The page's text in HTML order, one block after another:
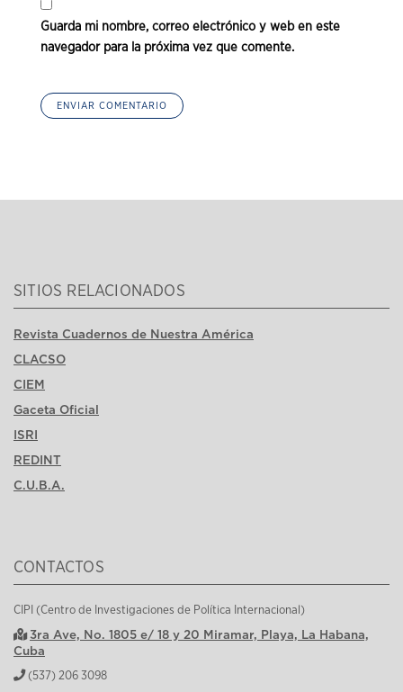
Guarda mi nombre, correo electrónico y web en este
navegador para la próxima vez que comente.
SITIOS RELACIONADOS
Revista Cuadernos de Nuestra América
CLACSO
CIEM
Gaceta Oficial
ISRI
REDINT
C.U.B.A.
CONTACTOS
CIPI (Centro de Investigaciones de Política Internacional)
3ra Ave, No. 1805 e/ 18 y 20 Miramar, Playa, La Habana,
Cuba
(537) 206 3098